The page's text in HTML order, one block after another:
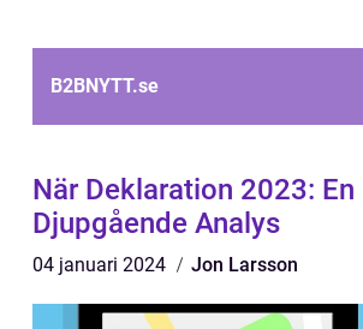
B2BNYTT.se
När Deklaration 2023: En
Djupgående Analys
04 januari 2024 Jon Larsson